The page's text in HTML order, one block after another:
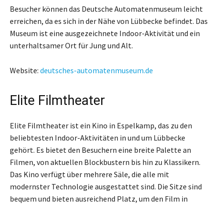
Besucher können das Deutsche Automatenmuseum leicht
erreichen, da es sich in der Nähe von Lübbecke befindet. Das
Museum ist eine ausgezeichnete Indoor-Aktivität und ein
unterhaltsamer Ort für Jung und Alt.
Website: deutsches-automatenmuseum.de
Elite Filmtheater
Elite Filmtheater ist ein Kino in Espelkamp, das zu den
beliebtesten Indoor-Aktivitäten in und um Lübbecke
gehört. Es bietet den Besuchern eine breite Palette an
Filmen, von aktuellen Blockbustern bis hin zu Klassikern.
Das Kino verfügt über mehrere Säle, die alle mit
modernster Technologie ausgestattet sind. Die Sitze sind
bequem und bieten ausreichend Platz, um den Film in